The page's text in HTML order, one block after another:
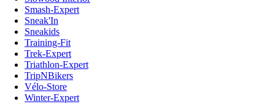
Smash-Expert
Sneak'In
Sneakids
Training-Fit
Trek-Expert
Triathlon-Expert
TripNBikers
Vélo-Store
Winter-Expert